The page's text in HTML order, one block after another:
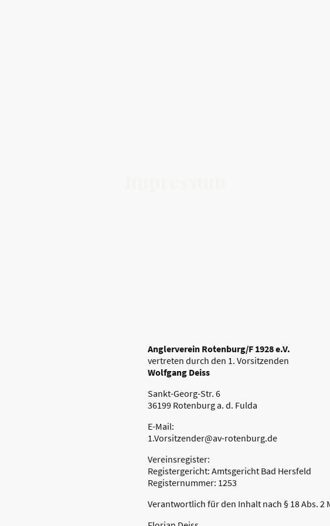
Anglerverein Rotenburg/F 1928 e.V.
vertreten durch den 1. Vorsitzenden
Wolfgang Deiss
Sankt-Georg-Str. 6
36199 Rotenburg a. d. Fulda
E-Mail:
1.Vorsitzender@av-rotenburg.de
Vereinsregister:
Registergericht: Amtsgericht Bad Hersfeld
Registernummer: 1253
Verantwortlich für den Inhalt nach § 18 Abs. 2